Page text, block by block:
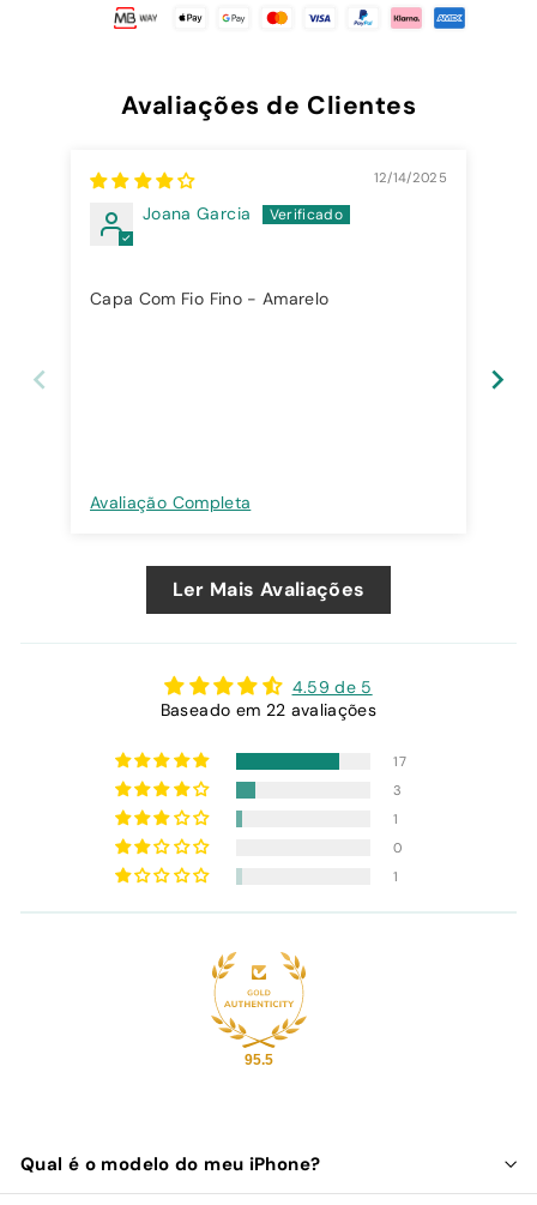
Avaliações de Clientes
12/14/2025
Joana Garcia
Capa Com Fio Fino - Amarelo
Avaliação Completa
Ler Mais Avaliações
4.59 de 5
Baseado em 22 avaliações
17
3
1
0
1
95.5
Qual é o modelo do meu iPhone?